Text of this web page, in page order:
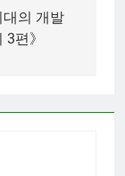
대의 개발
편》